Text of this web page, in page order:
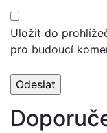
Uložit do
pro budoucí